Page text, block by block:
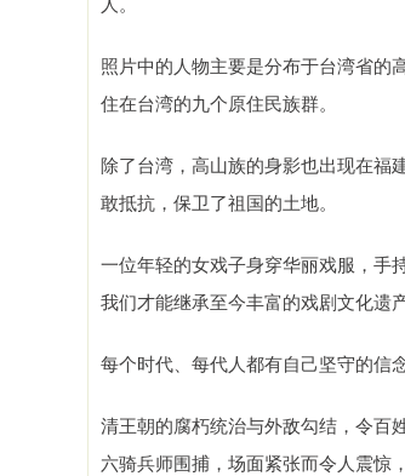
照片中的人物主要是分布于台湾省的
住在台湾的九个原住民族群。
除了台湾，高山族的身影也出现在福
敢抵抗，保卫了祖国的土地。
一位年轻的女戏子身穿华丽戏服，手
我们才能继承至今丰富的戏剧文化遗产
每个时代、每代人都有自己坚守的信
清王朝的腐朽统治与外敌勾结，令百
六骑兵师围捕，场面紧张而令人震惊